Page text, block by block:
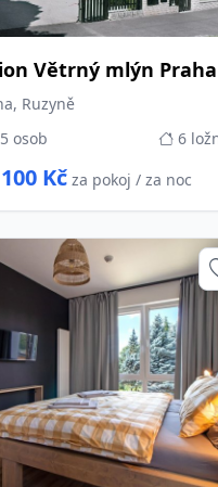
Větrný mlýn Praha
Ruzyně
osob
6
Kč za pokoj / za noc